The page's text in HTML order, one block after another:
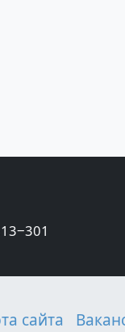
сайта